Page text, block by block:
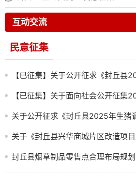
互动交流
民意征集
封丘县烟草制品零售点合理布局规划